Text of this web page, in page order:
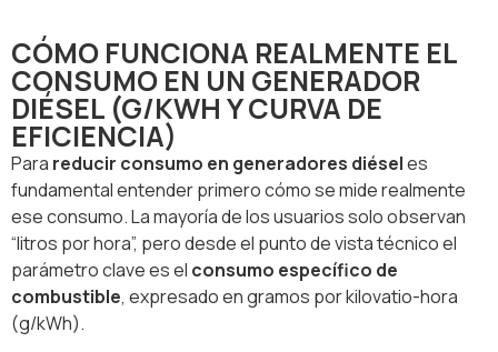
CÓMO FUNCIONA REALMENTE EL
CONSUMO EN UN GENERADOR
DIÉSEL (G/KWH Y CURVA DE
EFICIENCIA)
Para reducir consumo en generadores diéseles
fundamental entender primero cómo se mide realmente
ese consumo. La mayoría de los usuarios solo observan
“litros por hora”, pero desde el punto de vista técnico el
parámetro clave es el consumo específico de
combustible, expresado en gramos por kilovatio-hora
(g/kWh).